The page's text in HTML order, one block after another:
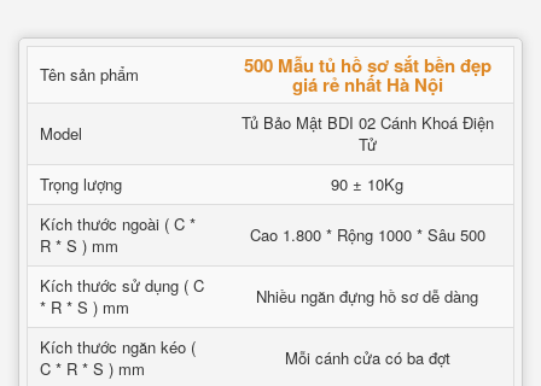
Tên sản phẩm 500 Mẫu tủ hồ sơ sắt bền đẹp
giá rẻ nhất Hà Nội
Model
Tủ Bảo Mật BDI 02 Cánh Khoá Điện
Tử
Trọng lượng
90 ± 10Kg
Kích thước ngoài ( C *
R * S ) mm
Cao 1.800 * Rộng 1000 * Sâu 500
Kích thước sử dụng ( C
* R * S ) mm
Nhiều ngăn đựng hồ sơ dễ dàng
Kích thước ngăn kéo (
C * R * S ) mm
Mỗi cánh cửa có ba đợt